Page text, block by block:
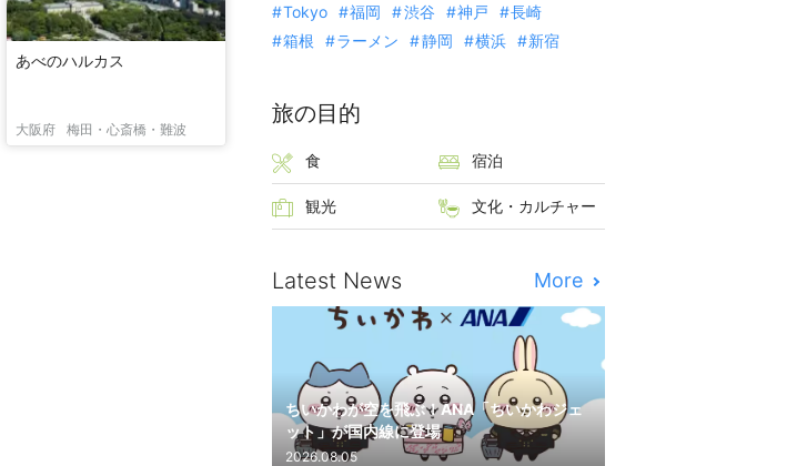
あべのハルカス
大阪府 梅田・心斎橋・難波
Tokyo
福岡 渋谷 神戸
長崎
箱根
ラーメン 静岡 横浜 新宿
旅の目的
食 宿泊
観光 文化・カルチャー
Latest News More
ちいかわが空を飛ぶ！ANA「ちいかわジェ
ット」が国内線に登場
2026.08.05